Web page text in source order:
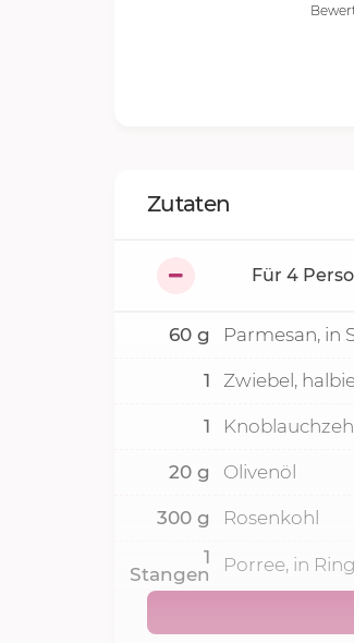
Zutaten
Für 4
60 g Parmesan, in
1 Zwiebel,
1
20 g Olivenöl
300 g
Rosenkohl
1
Stangen
Porree, in